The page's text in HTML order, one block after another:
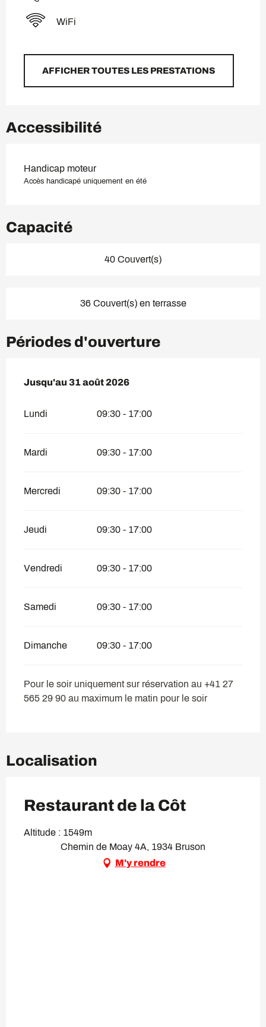
WiFi
AFFICHER TOUTES LES PRESTATIONS
Accessibilité
Handicap moteur
Accès handicapé uniquement en été
Capacité
40 Couvert(s)
36 Couvert(s) en terrasse
Périodes d'ouverture
Du30 juin 2026au31 août 2026
Jusqu'au 31 août 2026
Lundi 09:30 - 17:00
Mardi 09:30 - 17:00
Mercredi 09:30 - 17:00
Jeudi 09:30 - 17:00
Vendredi 09:30 - 17:00
Samedi 09:30 - 17:00
Dimanche 09:30 - 17:00
Pour le soir uniquement sur réservation au +41 27
565 29 90 au maximum le matin pour le soir
Localisation
Restaurant de la Côt
Altitude : 1549m
Chemin de Moay 4A, 1934 Bruson
M'y rendre